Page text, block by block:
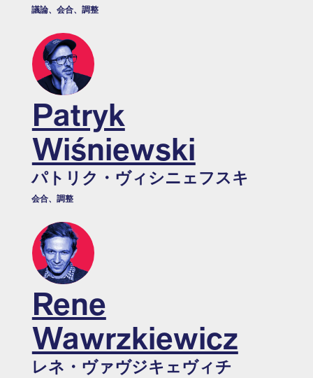
議論、会合、調整
Patryk
Wiśniewski
パトリク・ヴィシニェフスキ
会合、調整
Rene
Wawrzkiewicz
レネ・ヴァヴジキェヴィチ